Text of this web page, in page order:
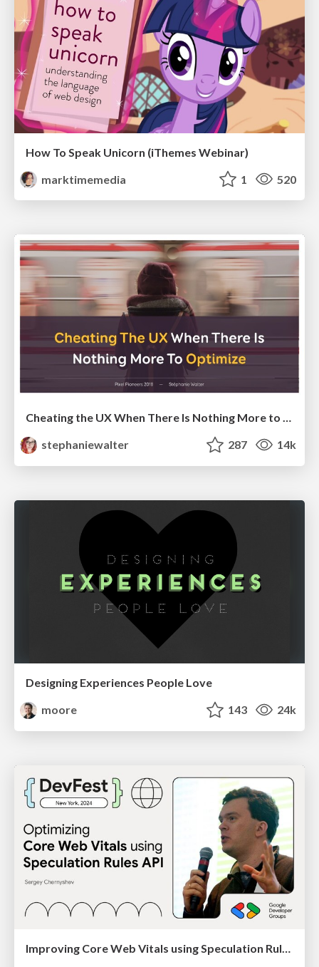
How To Speak Unicorn (iThemes Webinar)
marktimemedia
1 520
Cheating the UX When There Is Nothing More to Optimize - PixelPioneers
stephaniewalter
287 14k
Designing Experiences People Love
moore
143 24k